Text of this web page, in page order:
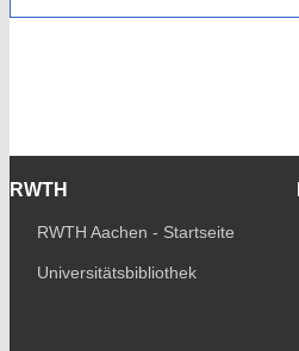
RWTH
RWTH Aachen - Startseite
Universitätsbibliothek